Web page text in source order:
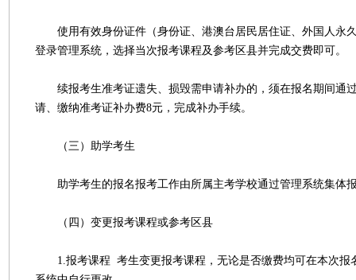
使用有效身份证件（身份证、港澳台居民居住证、外国人永
登录管理系统，选择当次报考课程及参考区县并完成交费即可。
续报考生准考证遗失、损毁需申请补办的，须在报名期间通
请、缴纳准考证补办费8元，完成补办手续。
（三）助学考生
助学考生的报名报考工作由所属主考学校通过管理系统集体
（四）变更报考课程或参考区县
1.报考课程 考生变更报考课程，无论是否缴费均可在本次报